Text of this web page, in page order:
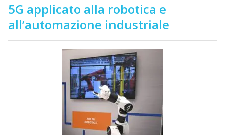
5G applicato alla robotica e
all’automazione industriale